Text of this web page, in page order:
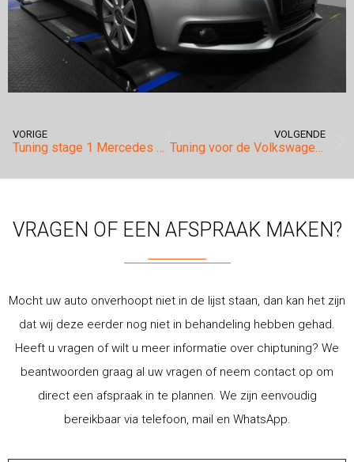
VORIGE
Tuning stage 1 Mercedes Benz GLA 45 AMG.
VOLGENDE
Tuning voor de Volkswagen Crafter 2.0tdi 109pk!
VRAGEN OF EEN AFSPRAAK MAKEN?
Mocht uw auto onverhoopt niet in de lijst staan, dan kan het zijn
dat wij deze eerder nog niet in behandeling hebben gehad.
Heeft u vragen of wilt u meer informatie over chiptuning? We
beantwoorden graag al uw vragen of neem contact op om
direct een afspraak in te plannen. We zijn eenvoudig
bereikbaar via telefoon, mail en WhatsApp.